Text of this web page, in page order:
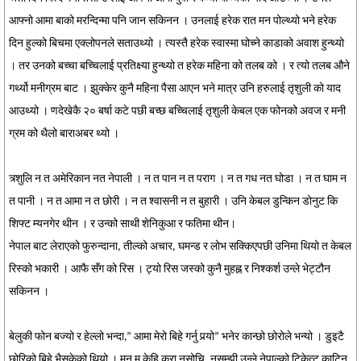
आफ्नो आमा बाको मरन्दिन्मा पनि जान सकिनन । उनलाई हरेक रात मन पोल्थ्यो भने हरेक
दिन हुल्को बिचमा एक्लोपनले सताउथ्यो । त्यस्तै हरेक स्वास्मा घोच्ने काडाको अवाश हुन्थ्यो
। तर उनको बच्चा बच्चिलाई प्रतिक्ष्या हुन्थ्यो त हरेक महिना को तलब को । र त्यो तलब औने
गर्थ्यो मनीग्रम बाट । झुक्केर कुनै महिना पैसा आएन भने मात्र उनि हरुलाई तृशुली को याद
आउथ्यो । णदेखेकै २० बर्षा कटे पछी बच्छ बच्चिलाई तृशुली केबल एक फोनको अवज र मनी
ग्रम को थैलो बाराअबर थ्यो ।
त्र्शुलि न त अमेरिकान नत नेपाली । न त पान न त पराग । न त गध नत घोडा । न त घाम न
त पानी । न त आमा न त छोरी । न त श्वासनी न त बुहारी । उनि केबल डुन्किन डोनुट कि
शिफ्ट म्यनगेर थीन । र उन्को साथी शेनिकुआ र फतिमा थीन।
नेपाल बाट लेराएको फुरुन्दाना, तील्को अचार, घमन्ड र लोभ सक्किएपछी उनिमा थियो त केबल
रिस्को भकारी । आफै सँग को रिस । ट्यो रिस जस्को कुनै मुहह्न र निश्कर्श उन्ले भेट्टौन
सकिनन ।
बेलुकी फोन बज्यो र हेल्लो भन्दा,” आमा मेरो बिहे गर्नु पर्‍यो” भनेर कान्छो छोरोले भन्यो । डुइटै